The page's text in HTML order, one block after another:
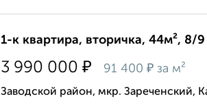
1-к квартира, вторичка, 44м², 8/
3 990 000 ₽ 91 400 ₽ за м²
Заводской район, мкр. Зареченский,